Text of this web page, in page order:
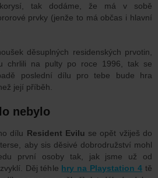
tak dodáme, že má v sobě
prvky (jenže to má občas i hlavní
děsuplných residenských prvotin,
chrlili na pulty po roce 1996, tak se
poslední dílu pro tebe bude hra
její příběh.
nebylo
dílu Resident Evilu se opět vžiješ do
aby sis děsivé dobrodružství mohl
první osoby tak, jak jsme už od
Děj téhle hry na Playstation 4 tě